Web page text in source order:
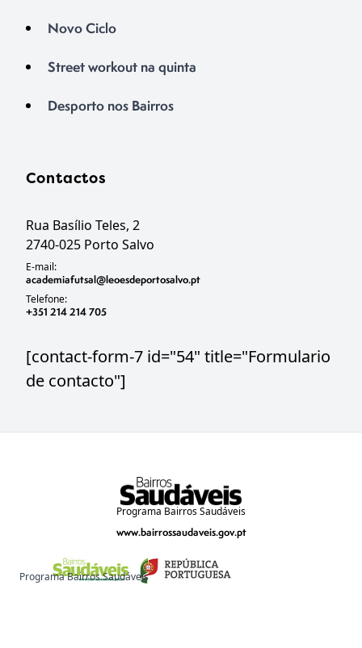
Programa Bairros Saudáveis
Novo Ciclo
Street workout na quinta
Desporto nos Bairros
Contactos
Rua Basílio Teles, 2
2740-025 Porto Salvo
E-mail:
academiafutsal@leoesdeportosalvo.pt
Telefone:
+351 214 214 705
[contact-form-7 id="54" title="Formulario
de contacto"]
Programa Bairros Saudáveis
www.bairrossaudaveis.gov.pt